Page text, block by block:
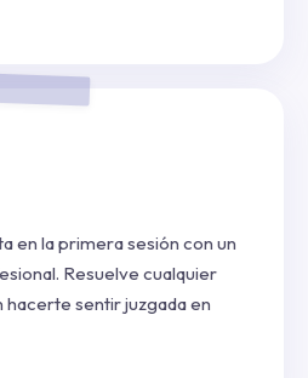
en la primera sesión con un
Resuelve cualquier
hacerte sentir juzgada en